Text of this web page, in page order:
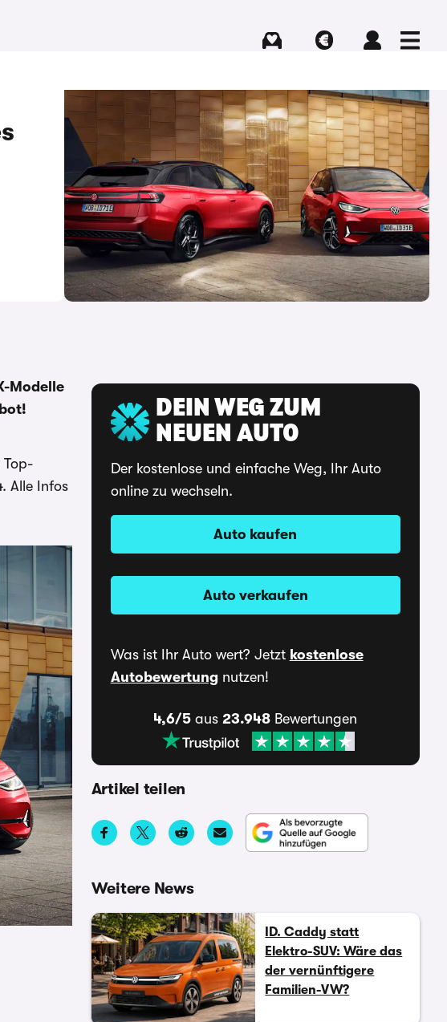
Modelle
Top-
Alle Infos
DEIN WEG ZUM
NEUEN AUTO
Der kostenlose und einfache Weg, Ihr Auto
online zu wechseln.
Auto kaufen
Auto verkaufen
Was ist Ihr Auto wert? Jetzt kostenlose
Autobewertung nutzen!
4,6/5 aus23.948 Bewertungen
Artikel teilen
Weitere News
ID. Caddy statt
Elektro-SUV: Wäre das
der vernünftigere
Familien-VW?